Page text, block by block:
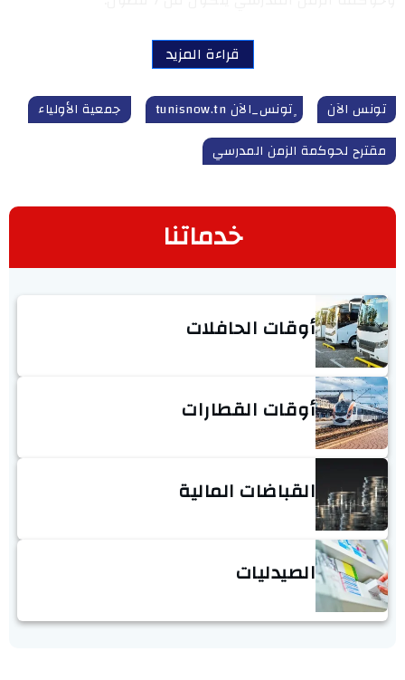
قراءة المزيد
تونس الآن ٍتونس_الآن tunisnow.tn
جمعية الأولياء
مقترح لحوكمة الزمن المدرسي
خدماتنا
أوقات الحافلات
أوقات القطارات
القباضات المالية
الصيدليات